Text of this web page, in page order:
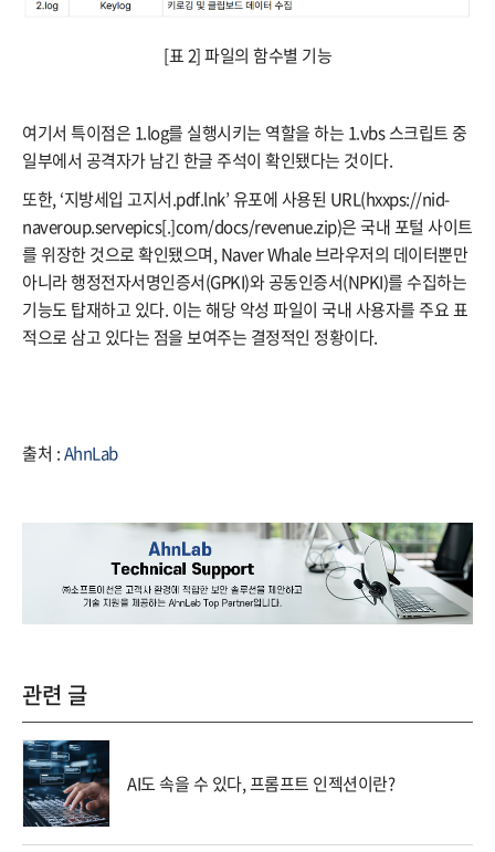
[표 2] 파일의 함수별 기능
여기서 특이점은 1.log를 실행시키는 역할을 하는 1.vbs 스크립트 중
일부에서 공격자가 남긴 한글 주석이 확인됐다는 것이다.
또한, ‘지방세입 고지서.pdf.lnk’ 유포에 사용된 URL(hxxps://nid-
naveroup.servepics[.]com/docs/revenue.zip)은 국내 포털 사이트
를 위장한 것으로 확인됐으며, Naver Whale 브라우저의 데이터뿐만
아니라 행정전자서명인증서(GPKI)와 공동인증서(NPKI)를 수집하는
기능도 탑재하고 있다. 이는 해당 악성 파일이 국내 사용자를 주요 표
적으로 삼고 있다는 점을 보여주는 결정적인 정황이다.
출처 :AhnLab
관련 글
AI도 속을 수 있다, 프롬프트 인젝션이란?